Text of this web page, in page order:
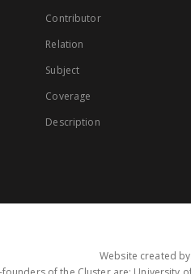
Contributor
Relation
Subject
Coverage
Description
Website created